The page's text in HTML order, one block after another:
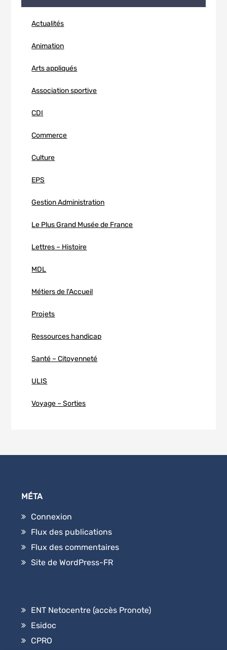
Actualités
Animation
Arts appliqués
Association sportive
CDI
Commerce
Culture
EPS
Gestion Administration
Le Plus Grand Musée de France
Lettres – Histoire
MDL
Métiers de l'Accueil
Projets
Ressources handicap
Santé – Citoyenneté
ULIS
Voyage – Sorties
MÉTA
Connexion
Flux des publications
Flux des commentaires
Site de WordPress-FR
ENT Netocentre (accès Pronote)
Esidoc
CPRO